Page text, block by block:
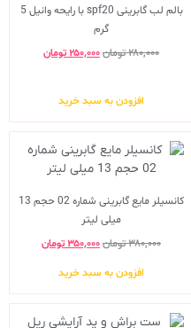
بالم لب گابرینی spf20 با رایحه وانیل 5
گرم
۲۸۰,۰۰۰تومان۲۵۰,۰۰۰تومان
افزودن به سبد خرید
کانسیلر مایع گابرینی شماره 02 حجم 13
میلی لیتر
۳۸۰,۰۰۰تومان۳۵۰,۰۰۰تومان
افزودن به سبد خرید